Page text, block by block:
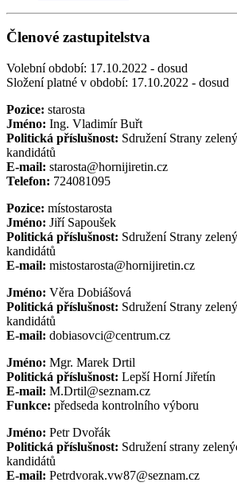
Členové zastupitelstva
Volební období: 17.10.2022 - dosud
Složení platné v období: 17.10.2022 - dosud
Pozice: starosta
Jméno: Ing. Vladimír Buřt
Politická příslušnost: Sdružení Strany
kandidátů
E-mail: starosta@hornijiretin.cz
Telefon: 724081095
Pozice: místostarosta
Jméno: Jiří Sapoušek
Politická příslušnost: Sdružení Strany
kandidátů
E-mail: mistostarosta@hornijiretin.cz
Jméno: Věra Dobiášová
Politická příslušnost: Sdružení Strany
kandidátů
E-mail: dobiasovci@centrum.cz
Jméno: Mgr. Marek Drtil
Politická příslušnost: Lepší Horní Jiřetín
E-mail: M.Drtil@seznam.cz
Funkce: předseda kontrolního výboru
Jméno: Petr Dvořák
Politická příslušnost: Sdružení strany
kandidátů
E-mail: Petrdvorak.vw87@seznam.cz